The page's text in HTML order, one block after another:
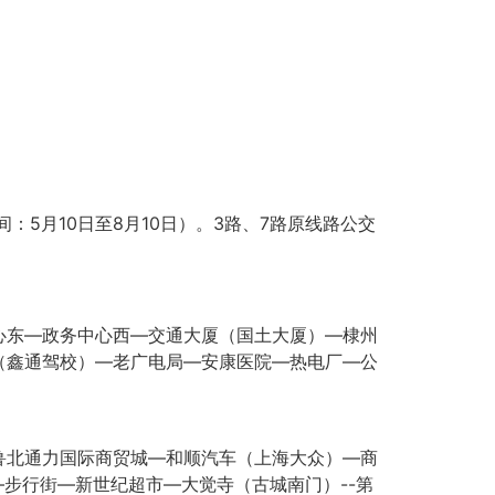
5月10日至8月10日）。3路、7路原线路公交
—政务中心西—交通大厦（国土大厦）—棣州
通驾校）—老广电局—安康医院—热电厂—公
通力国际商贸城—和顺汽车（上海大众）—商
行街—新世纪超市—大觉寺（古城南门）--第